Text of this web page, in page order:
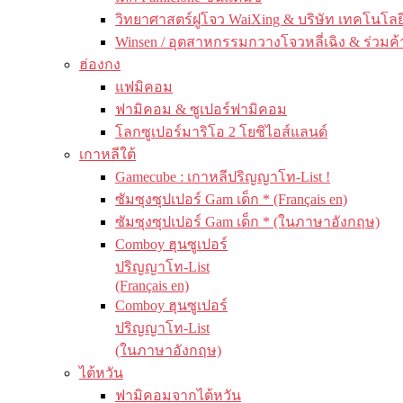
วิทยาศาสตร์ฝูโจว WaiXing & บริษัท เทคโนโล
Winsen / อุตสาหกรรมกวางโจวหลี่เฉิง & ร่วมค้
ฮ่องกง
แฟมิคอม
ฟามิคอม & ซูเปอร์ฟามิคอม
โลกซูเปอร์มาริโอ 2 โยชิไอส์แลนด์
เกาหลีใต้
Gamecube : เกาหลีปริญญาโท-List !
ซัมซุงซุปเปอร์ Gam เด็ก * (Français en)
ซัมซุงซุปเปอร์ Gam เด็ก * (ในภาษาอังกฤษ)
Comboy ฮุนซูเปอร์
ปริญญาโท-List
(Français en)
Comboy ฮุนซูเปอร์
ปริญญาโท-List
(ในภาษาอังกฤษ)
ไต้หวัน
ฟามิคอมจากไต้หวัน